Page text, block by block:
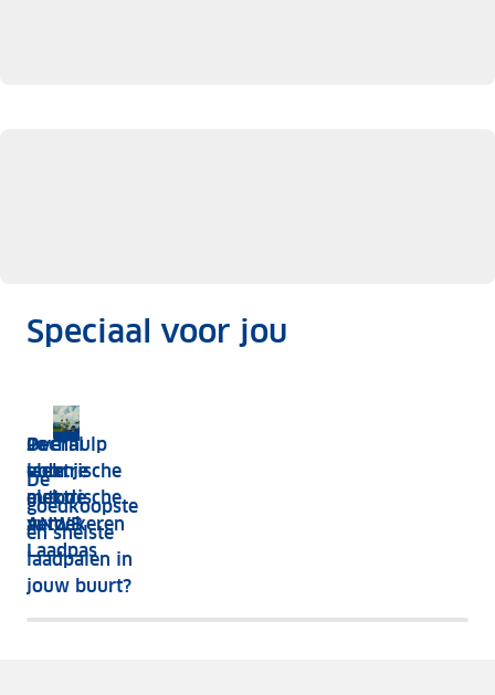
Speciaal voor jou
Gebruik de gratis app
De
goedkoopste
en snelste
laadpalen in
jouw buurt?
Overal
laden
met de
ANWB
Laadpas
Je
elektrische
auto
verzekeren
Pechhulp
voor je
elektrische
auto